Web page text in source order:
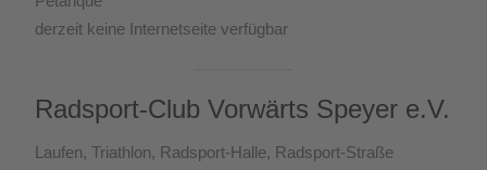
derzeit keine Internetseite verfügbar
Radsport-Club Vorwärts Speyer e.V.
Laufen, Triathlon, Radsport-Halle, Radsport-Straße